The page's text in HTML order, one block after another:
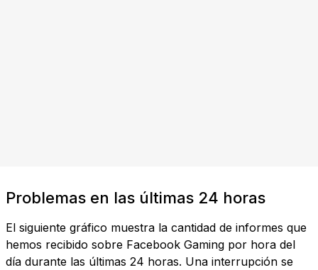
Problemas en las últimas 24 horas
El siguiente gráfico muestra la cantidad de informes que
hemos recibido sobre Facebook Gaming por hora del
día durante las últimas 24 horas. Una interrupción se